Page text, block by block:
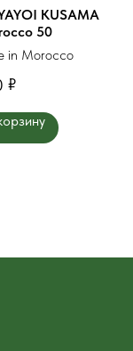
KUSAMA
50
in Morocco
₽